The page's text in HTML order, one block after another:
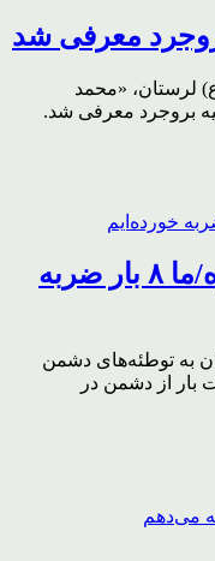
معرفی شد
لرستان، «محمد
بروجرد معرفی شد.
توطئه‌های دشمن در مذاکره/ما ۸ بار ضربه
به توطئه‌های دشمن
بار از دشمن در